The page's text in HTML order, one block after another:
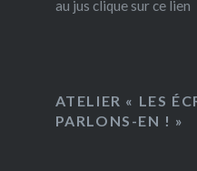
au jus clique sur ce lien
ATELIER « LES
PARLONS-EN ! »